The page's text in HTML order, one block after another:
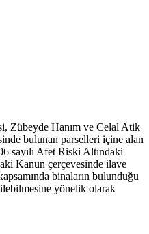
Zübeyde Hanım ve Celal Atik
bulunan parselleri içine alan
sayılı Afet Riski Altındaki
Kanun çerçevesinde ilave
binaların bulunduğu
yönelik olarak